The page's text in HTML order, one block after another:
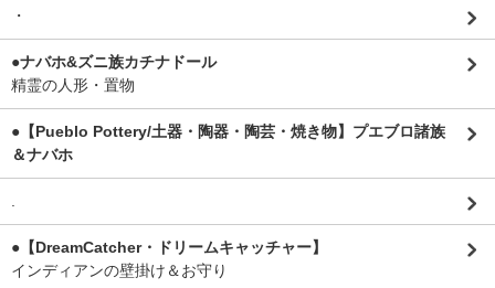
・
●ナバホ&ズニ族カチナドール
精霊の人形・置物
●【Pueblo Pottery/土器・陶器・陶芸・焼き物】プエブロ諸族
＆ナバホ
●【DreamCatcher・ドリームキャッチャー】
インディアンの壁掛け＆お守り